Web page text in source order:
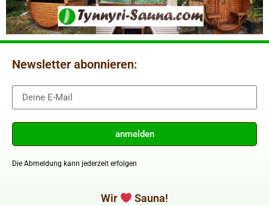
Newsletter abonnieren:
anmelden
Die Abmeldung kann jederzeit erfolgen
Wir Sauna!